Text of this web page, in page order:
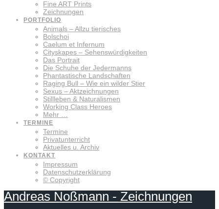
Fine ART Prints
Zeichnungen
PORTFOLIO
Animals – Allzu tierisches
Bolschoi
Caelum et Infernum
Cityskapes – Sehenswürdigkeiten
Das Portrait
Die Schuhe der Jedermanns
Phantastische Landschaften
Raging Bull – Wie ein wilder Stier
Sexus – Aktzeichnungen
Stillleben & Naturalismen
Working Class Heroes
Mehr …
TERMINE
Termine
Privatunterricht
Aktuelles u. Archiv
KONTAKT
Impressum
Datenschutzerklärung
© Copyright
Andreas Noßmann - Zeichnungen